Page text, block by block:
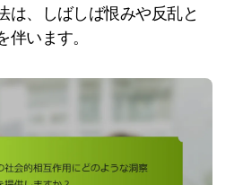
は、しばしば恨みや反乱と
います。